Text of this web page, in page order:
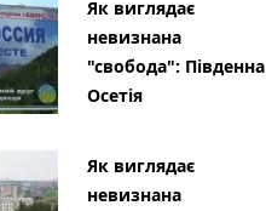
Як виглядає
невизнана
"свобода": Південна
Осетія
Як виглядає
невизнана